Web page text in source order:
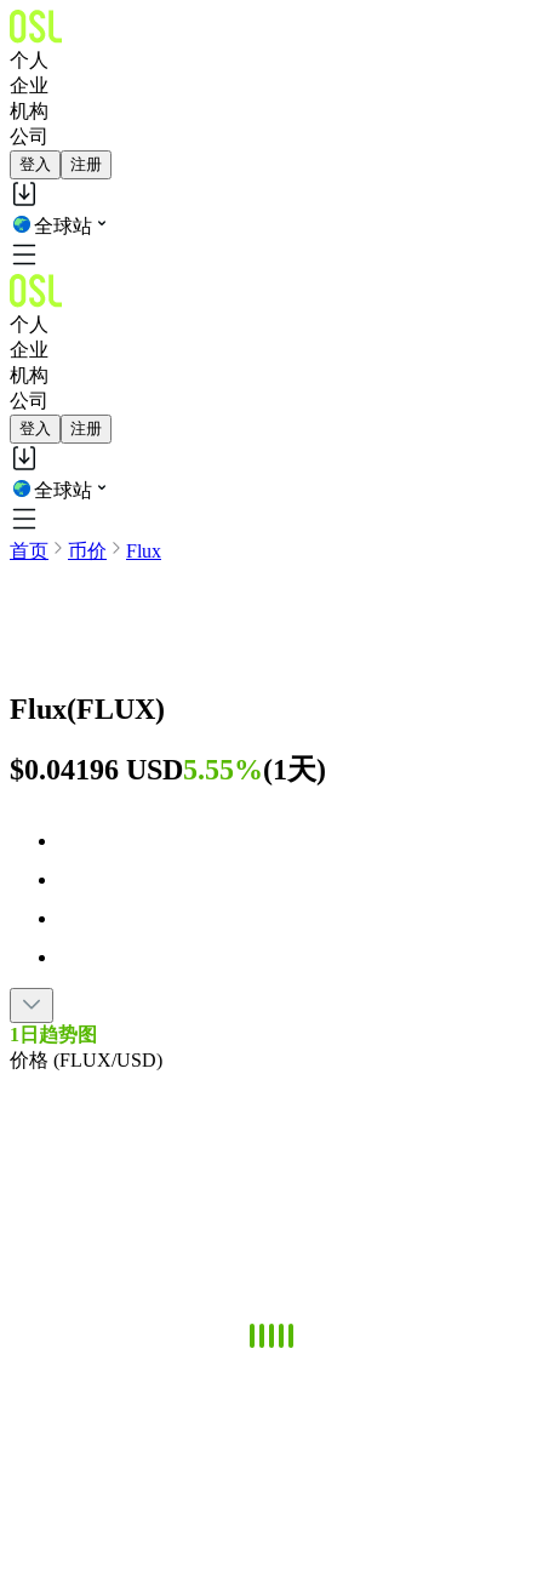
个人
企业
机构
公司
登入 注册
全球站
个人
企业
机构
公司
登入 注册
全球站
首页 币价 Flux
Flux(FLUX)
$0.04196 USD5.55%(1天)
1日趋势图
价格 (FLUX/USD)